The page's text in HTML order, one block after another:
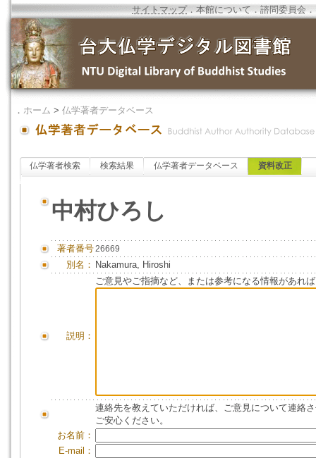
サイトマップ．本館について ．諮問委員会 ．
． ホーム > 仏学著者データベース
仏学著者検索 検索結果 仏学著者データベース 資料改正
中村ひろし
著者番号26669
別名： Nakamura, Hiroshi
説明：
ご意見やご指摘など、または参考になる情報があれ
連絡先を教えていただければ、ご意見について連絡
ご安心ください。
お名前：
E-mail：